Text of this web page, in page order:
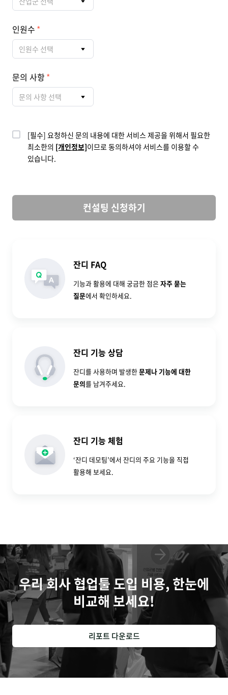
인원수
인원수 선택
문의 사항
문의 사항 선택
[필수] 요청하신 문의 내용에 대한 서비스 제공을 위해서 필요한
최소한의 [개인정보]이므로 동의하셔야 서비스를 이용할 수
있습니다.
컨설팅 신청하기
잔디 FAQ
기능과 활용에 대해 궁금한 점은 자주 묻는
질문에서 확인하세요.
잔디 기능 상담
잔디를 사용하며 발생한문제나 기능에 대한
문의를 남겨주세요.
잔디 기능 체험
‘잔디 데모팀’에서 잔디의 주요 기능을 직접
활용해 보세요.
우리 회사 협업툴 도입 비용, 한눈에
비교해 보세요!
리포트 다운로드